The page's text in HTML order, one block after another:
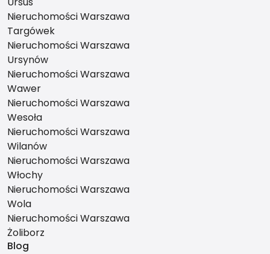
Nieruchomości Warszawa
Targówek
Nieruchomości Warszawa
Ursynów
Nieruchomości Warszawa
Wawer
Nieruchomości Warszawa
Wesoła
Nieruchomości Warszawa
Wilanów
Nieruchomości Warszawa
Włochy
Nieruchomości Warszawa
Wola
Nieruchomości Warszawa
Żoliborz
Blog